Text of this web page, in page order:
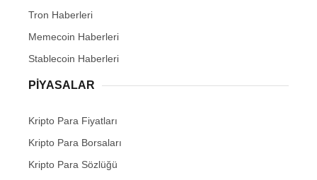
Tron Haberleri
Memecoin Haberleri
Stablecoin Haberleri
PIYASALAR
Kripto Para Fiyatları
Kripto Para Borsaları
Kripto Para Sözlüğü